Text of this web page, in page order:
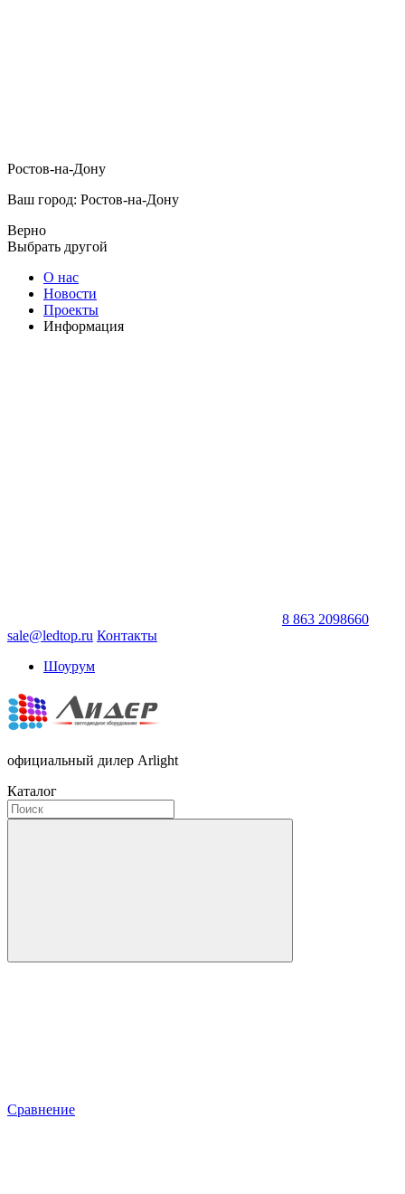
Ростов-на-Дону
Ваш город: Ростов-на-Дону
Верно
Выбрать другой
О нас
Новости
Проекты
Информация
8 863 2098660
sale@ledtop.ru Контакты
Шоурум
официальный дилер Arlight
Каталог
Сравнение